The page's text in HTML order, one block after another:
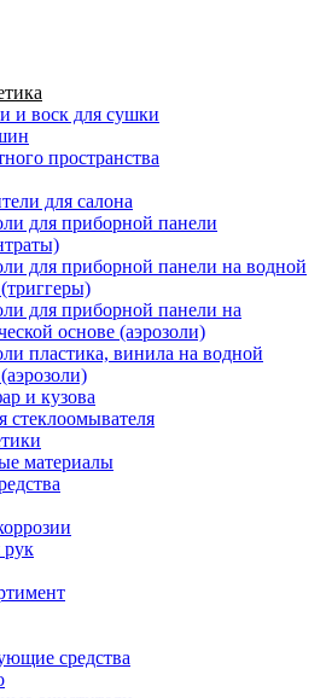
и воск для сушки
пространства
для салона
для приборной панели
для приборной панели на водной
для приборной панели на
основе (аэрозоли)
пластика, винила на водной
и кузова
стеклоомывателя
материалы
рук
средства